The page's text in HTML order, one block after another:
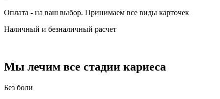
Оплата - на ваш выбор. Принимаем все виды карточек
Наличный и безналичный расчет
Мы лечим все стадии кариеса
Без боли